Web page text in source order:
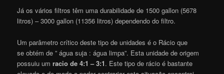
Já os vários filtros têm uma durabilidade de 1500 gallon (5678
litros) – 3000 gallon (11356 litros) dependendo do filtro.
Um parâmetro crítico deste tipo de unidades é o Rácio que
se obtém de ” água suja : água limpa”. Esta unidade de origem
possuiu umracio de 4:1 – 3:1. Este tipo de rácio é bastante